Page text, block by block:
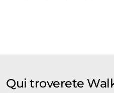
Qui troverete